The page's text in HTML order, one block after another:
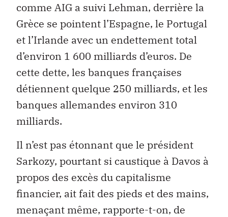
comme AIG a suivi Lehman, derrière la
Grèce se pointent l’Espagne, le Portugal
et l’Irlande avec un endettement total
d’environ 1 600 milliards d’euros. De
cette dette, les banques françaises
détiennent quelque 250 milliards, et les
banques allemandes environ 310
milliards.
Il n’est pas étonnant que le président
Sarkozy, pourtant si caustique à Davos à
propos des excès du capitalisme
financier, ait fait des pieds et des mains,
menaçant même, rapporte-t-on, de